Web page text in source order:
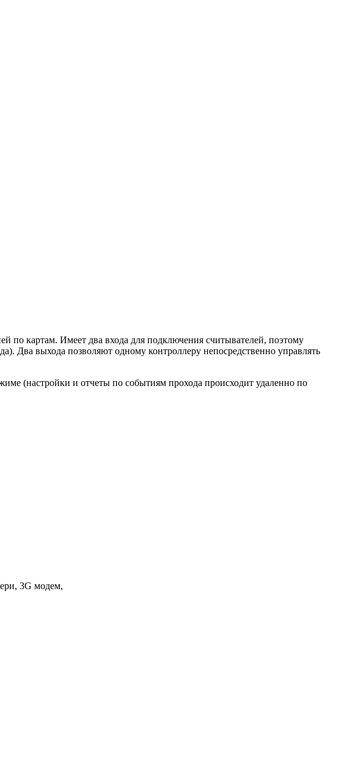
по картам. Имеет два входа для подключения считывателей, поэтому
Два выхода позволяют одному контроллеру непосредственно управлять
(настройки и отчеты по событиям прохода происходит удаленно по
3G модем,